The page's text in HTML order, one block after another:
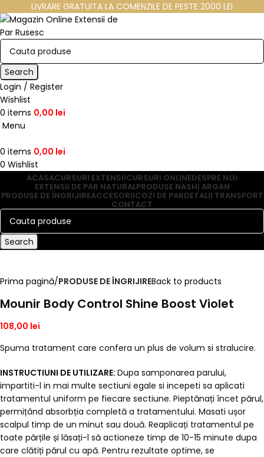
LIVRARE GRATUITA LA COMENZILE DE PESTE 2000 LEI
Search
Login / Register
Wishlist
0 items 0,00 lei
Menu
0 items 0,00 lei
0 Wishlist
ACASACURSURI EXTENSIICURSURI ONLINEDESPRE NOI
EXTENSII DE PAR NATURALPRODUSE NASHI ARGAN
PRODUSE DE ÎNGRIJIREACCESORIICOZI DE PARDETALII TRANSPORT
CONTACT
Search
Prima pagină PRODUSE DE ÎNGRIJIREBack to products
Mounir Body Control Shine Boost Violet
108,00 lei
Spuma tratament care confera un plus de volum si stralucire.
INSTRUCTIUNI DE UTILIZARE: Dupa samponarea parului,
impartiti-l in mai multe sectiuni egale si incepeti sa aplicati
tratamentul uniform pe fiecare sectiune. Pieptănați încet părul,
permițând absorbția completă a tratamentului. Masati ușor
scalpul timp de un minut sau două. Reaplicați tratamentul pe
toate părțile și lăsați-l să actioneze timp de 10-15 minute dupa
care clătiți părul cu apă. Pentru rezultate optime, se